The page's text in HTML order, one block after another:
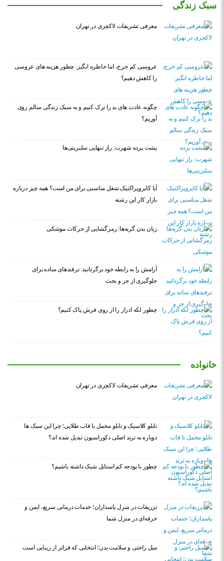
سبک زندگی
معرفی تشریفات لاکچری در تهران
عروسی کم خرج، اما خاطره انگیز: چطور هزینه های عروسی
را کاهش دهیم؟
چگونه عادت‌ های بد را ترک کنیم و به سبک زندگی سالم روی
آوریم؟
پشت پرده شهرت: راز تنهایی سلبریتی‌ها
آیا کایروپراکتیک شغل مناسبی برای من است؟ همه چیز درباره
بازار کار این رشته
زبان بدن گربه‌ها: رمزگشایی از حرکات موشکی
آرامش را به رابطه خود برگردانید: ترفندهای ساده برای
جلوگیری از جر و بحث
چطور لکه ادرار را از روی فرش پاک کنیم؟
خانواده
معرفی تشریفات لاکچری در تهران
تابلو کلاسیک و تابلو مخمل با قاب طلایی؛ چرا این سبک ها
دوباره به ترند اصلی دکوراسیون تبدیل شده اند؟
چطور با بودجه کم استایل شیک داشته باشیم؟
تزریقات در منزل پاسداران؛ خدمات درمانی سریع، ایمن و
حرفه‌ای در منزل شما
مبل راحتی و سلامت بدن؛ انتخابی که فراتر از زیبایی است